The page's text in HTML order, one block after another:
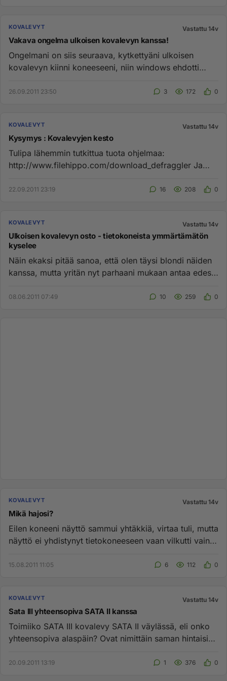
KOVALEVYT Vastattu 14v
Vakava ongelma ulkoisen kovalevyn kanssa!
Ongelmani on siis seuraava, kytkettyäni ulkoisen
kovalevyn kiinni koneeseeni, niin windows ehdotti
26.09.2011 23:50 3 172 0
KOVALEVYT Vastattu 14v
Kysymys : Kovalevyjen kesto
Tulipa lähemmin tutkittua tuota ohjelmaa:
http://www.filehippo.com/download_defraggler Ja
22.09.2011 23:19 16 208 0
KOVALEVYT Vastattu 14v
Ulkoisen kovalevyn osto - tietokoneista ymmärtämätön
kyselee
Näin ekaksi pitää sanoa, että olen täysi blondi näiden
kanssa, mutta yritän nyt parhaani mukaan antaa edes
08.06.2011 07:49 10 259 0
KOVALEVYT Vastattu 14v
Mikä hajosi?
Eilen koneeni näyttö sammui yhtäkkiä, virtaa tuli, mutta
näyttö ei yhdistynyt tietokoneeseen vaan vilkutti vain
15.08.2011 11:05 6 112 0
KOVALEVYT Vastattu 14v
Sata III yhteensopiva SATA II kanssa
Toimiiko SATA III kovalevy SATA II väylässä, eli onko
yhteensopiva alaspäin? Ovat nimittäin saman hintaisia,
20.09.2011 13:19 1 376 0